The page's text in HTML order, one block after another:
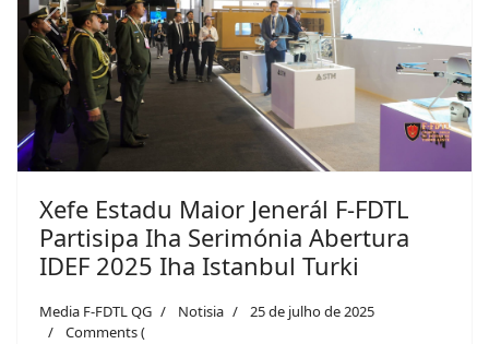
Previous
Xefe Estadu Maior Jenerál F-FDTL
Partisipa Iha Serimónia Abertura
IDEF 2025 Iha Istanbul Turki
Media F-FDTL QG Notisia
25 de julho de 2025
Comments (